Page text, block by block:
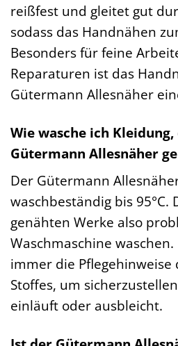
reißfest und gleitet gut
sodass das Handnähen
Besonders für feine
Reparaturen ist das
Gütermann Allesnäher
Wie wasche ich
Gütermann Allesnäher
Der Gütermann
waschbeständig bis 95°C.
genähten Werke also
Waschmaschine
immer die Pflegehinweise
Stoffes, um
einläuft oder ausbleicht.